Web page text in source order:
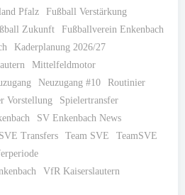
Pfalz
Fußball Verstärkung
Zukunft
Fußballverein Enkenbach
Kaderplanung 2026/27
Mittelfeldmotor
Neuzugang #10
Routinier
Vorstellung
Spielertransfer
SV Enkenbach News
SVE Transfers Team SVE
TeamSVE
VfR Kaiserslautern